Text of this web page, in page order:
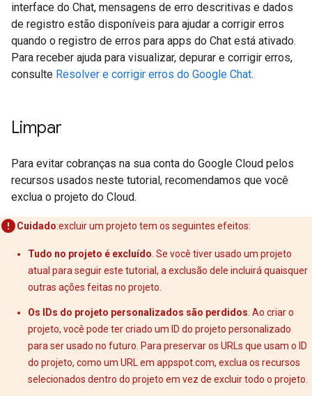
interface do Chat, mensagens de erro descritivas e dados
de registro estão disponíveis para ajudar a corrigir erros
quando o registro de erros para apps do Chat está ativado.
Para receber ajuda para visualizar, depurar e corrigir erros,
consulte Resolver e corrigir erros do Google Chat.
Limpar
Para evitar cobranças na sua conta do Google Cloud pelos
recursos usados neste tutorial, recomendamos que você
exclua o projeto do Cloud.
Cuidado:excluir um projeto tem os seguintes efeitos:
Tudo no projeto é excluído . Se você tiver usado um projeto
atual para seguir este tutorial, a exclusão dele incluirá quaisquer
outras ações feitas no projeto.
Os IDs do projeto personalizados são perdidos . Ao criar o
projeto, você pode ter criado um ID do projeto personalizado
para ser usado no futuro. Para preservar os URLs que usam o ID
do projeto, como um URL em appspot.com, exclua os recursos
selecionados dentro do projeto em vez de excluir todo o projeto.